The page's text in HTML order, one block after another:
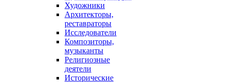
Художники
Архитекторы,
реставраторы
Исследователи
Композиторы,
музыканты
Религиозные
деятели
Исторические